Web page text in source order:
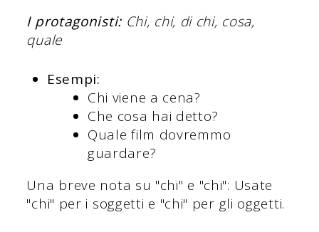
I protagonisti:Chi, chi, di chi, cosa,
quale
Esempi:
Chi viene a cena?
Che cosa hai detto?
Quale film dovremmo
guardare?
Una breve nota su "chi" e "chi": Usate
"chi" per i soggetti e "chi" per gli oggetti.